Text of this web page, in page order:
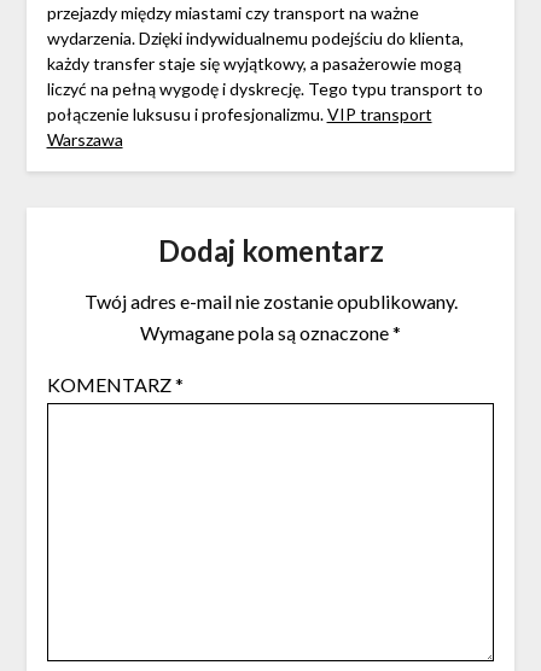
przejazdy między miastami czy transport na ważne
wydarzenia. Dzięki indywidualnemu podejściu do klienta,
każdy transfer staje się wyjątkowy, a pasażerowie mogą
liczyć na pełną wygodę i dyskrecję. Tego typu transport to
połączenie luksusu i profesjonalizmu.VIP transport
Warszawa
Dodaj komentarz
Twój adres e-mail nie zostanie opublikowany.
Wymagane pola są oznaczone*
KOMENTARZ*